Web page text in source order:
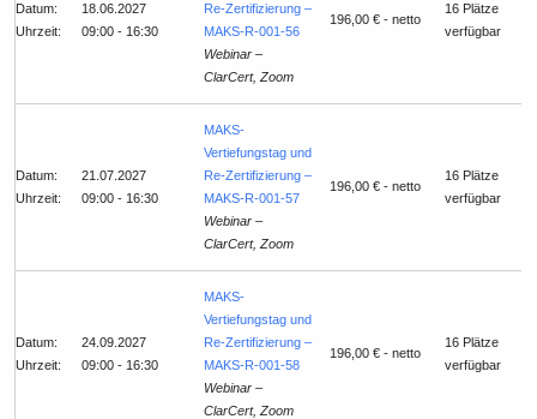
Datum:
Uhrzeit:
18.06.2027
09:00 - 16:30
Re-Zertifizierung –
MAKS-R-001-56
Webinar –
ClarCert, Zoom
196,00 € - netto
16 Plätze
verfügbar
Datum:
Uhrzeit:
21.07.2027
09:00 - 16:30
MAKS-
Vertiefungstag und
Re-Zertifizierung –
MAKS-R-001-57
Webinar –
ClarCert, Zoom
196,00 € - netto
16 Plätze
verfügbar
Datum:
Uhrzeit:
24.09.2027
09:00 - 16:30
MAKS-
Vertiefungstag und
Re-Zertifizierung –
MAKS-R-001-58
Webinar –
ClarCert, Zoom
196,00 € - netto
16 Plätze
verfügbar